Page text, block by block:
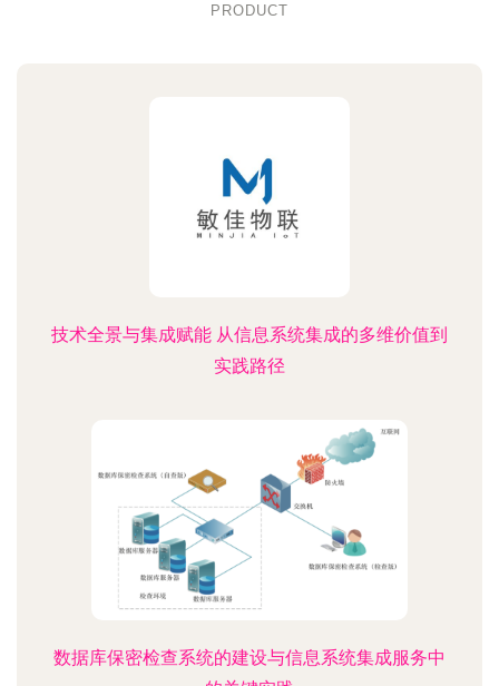
PRODUCT
技术全景与集成赋能 从信息系统集成的多维价值到
实践路径
数据库保密检查系统的建设与信息系统集成服务中